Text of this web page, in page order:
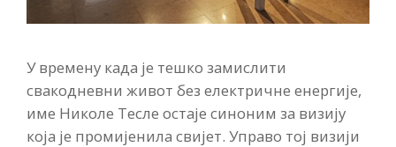
У времену када је тешко замислити
свакодневни живот без електричне енергије,
име Николе Тесле остаје синоним за визију
која је промијенила свијет. Управо тој визији